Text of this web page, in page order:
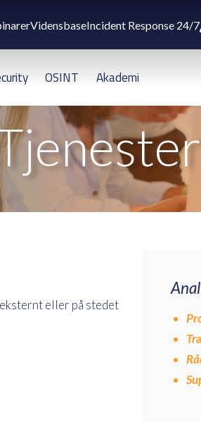
VidensbaseIncident Response 24/7
OSINT Akademi
eller på stedet